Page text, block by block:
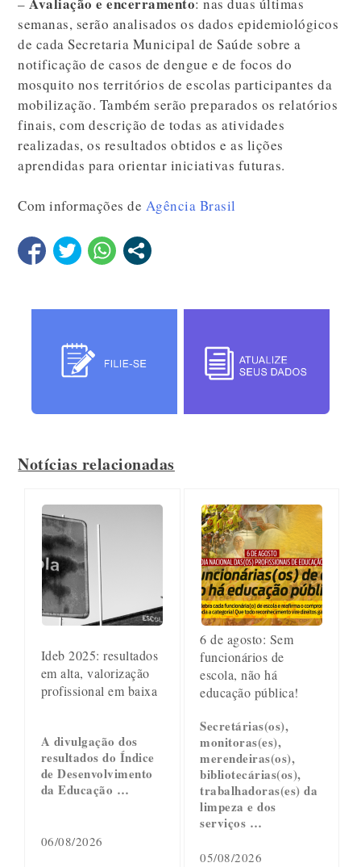
semanas, serão analisados os dados epidemiológicos
de cada Secretaria Municipal de Saúde sobre a
notificação de casos de dengue e de focos do
mosquito nos territórios de escolas participantes da
mobilização. Também serão preparados os relatórios
finais, com descrição de todas as atividades
realizadas, os resultados obtidos e as lições
aprendidas para orientar iniciativas futuras.
Com informações de Agência Brasil
Notícias relacionadas
Ideb 2025: resultados
em alta, valorização
profissional em baixa
A divulgação dos
resultados do Índice
de Desenvolvimento
da Educação …
06/08/2026
6 de agosto: Sem
funcionários de
escola, não há
educação pública!
Secretárias(os),
monitoras(es),
merendeiras(os),
bibliotecárias(os),
trabalhadoras(es) da
limpeza e dos
serviços …
05/08/2026